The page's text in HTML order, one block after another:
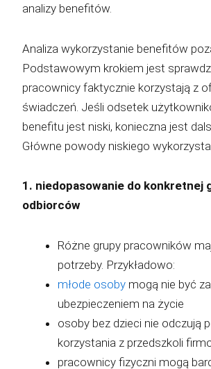
analizy benefitów.
Analiza wykorzystanie benefitów
Podstawowym krokiem jest
pracownicy faktycznie korzystają z
świadczeń. Jeśli odsetek
benefitu jest niski, konieczna jest
Główne powody niskiego
1. niedopasowanie do konkretnej
odbiorców
Różne grupy pracowników
potrzeby. Przykładowo:
młode osoby mogą nie być
ubezpieczeniem na życie
osoby bez dzieci nie odczują
korzystania z przedszkoli
pracownicy fizyczni mogą